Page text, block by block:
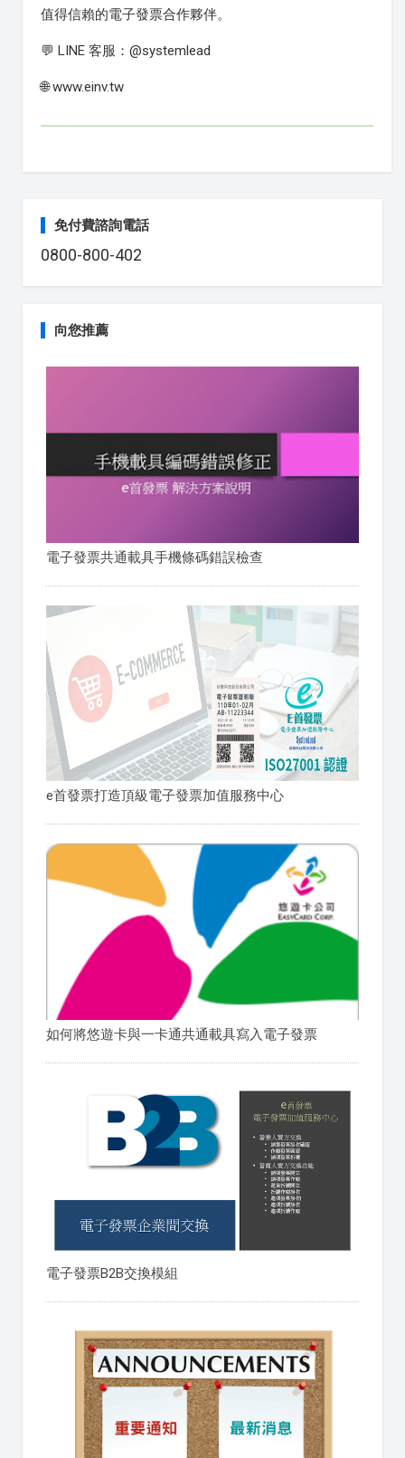
值得信賴的電子發票合作夥伴。
💬 LINE 客服：@systemlead
🌐 www.einv.tw
免付費諮詢電話
0800-800-402
向您推薦
電子發票共通載具手機條碼錯誤檢查
e首發票打造頂級電子發票加值服務中心
如何將悠遊卡與一卡通共通載具寫入電子發票
電子發票B2B交換模組